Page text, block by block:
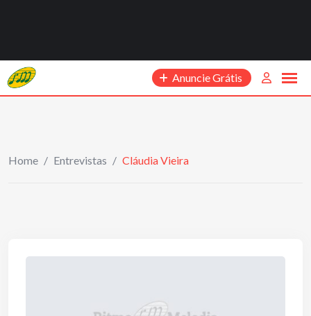
Anuncie Grátis
Home / Entrevistas / Cláudia Vieira